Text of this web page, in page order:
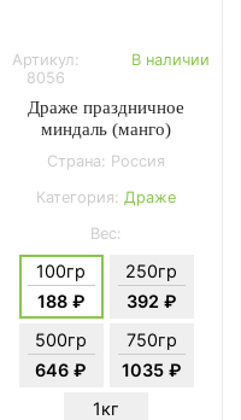
Артикул:
8056
В наличии
Драже праздничное
миндаль (манго)
Страна: Россия
Категория: Драже
Вес:
100гр
188 ₽
250гр
392 ₽
500гр
646 ₽
750гр
1035 ₽
1кг